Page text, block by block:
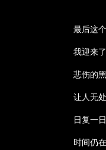
最后这
我迎来
悲伤的
让人无
日复一日­
时间仍